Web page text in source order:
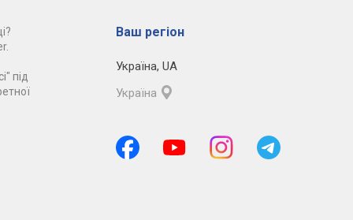
під
Ваш регіон
Україна, UA
Україна